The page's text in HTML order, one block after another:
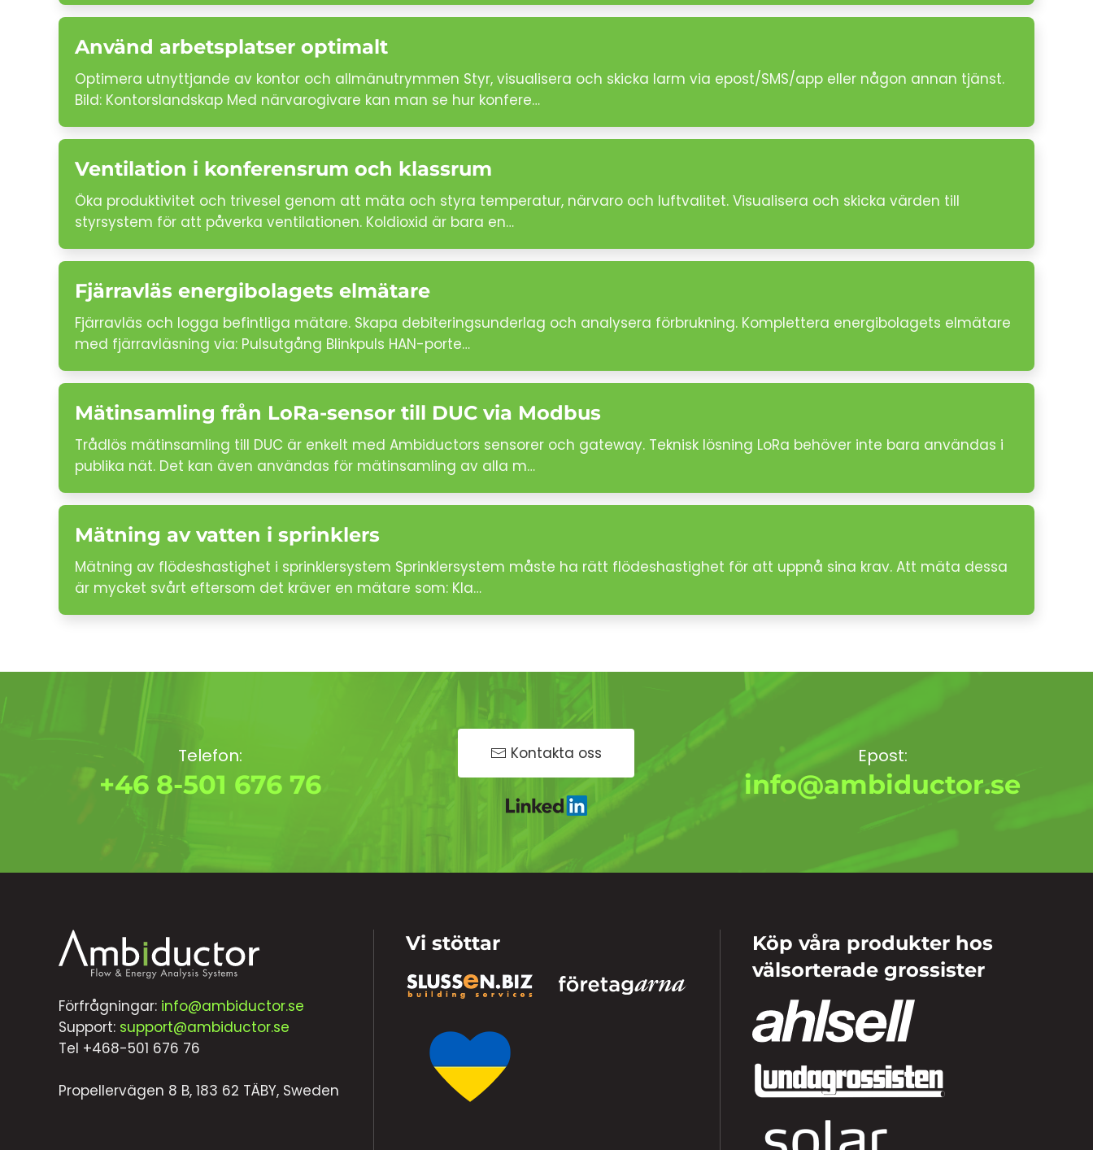
Använd arbetsplatser optimalt
Optimera utnyttjande av kontor och allmänutrymmen Styr, visualisera och skicka larm via epost/SMS/app eller någon annan tjänst.
Bild: Kontorslandskap Med närvarogivare kan man se hur konfere…
Ventilation i konferensrum och klassrum
Öka produktivitet och trivesel genom att mäta och styra temperatur, närvaro och luftvalitet. Visualisera och skicka värden till
styrsystem för att påverka ventilationen. Koldioxid är bara en…
Fjärravläs energibolagets elmätare
Fjärravläs och logga befintliga mätare. Skapa debiteringsunderlag och analysera förbrukning. Komplettera energibolagets elmätare
med fjärravläsning via: Pulsutgång Blinkpuls HAN-porte…
Mätinsamling från LoRa-sensor till DUC via Modbus
Trådlös mätinsamling till DUC är enkelt med Ambiductors sensorer och gateway. Teknisk lösning LoRa behöver inte bara användas i
publika nät. Det kan även användas för mätinsamling av alla m…
Mätning av vatten i sprinklers
Mätning av flödeshastighet i sprinklersystem Sprinklersystem måste ha rätt flödeshastighet för att uppnå sina krav. Att mäta dessa
är mycket svårt eftersom det kräver en mätare som: Kla…
Telefon:
+46 8-501 676 76
Kontakta oss Epost:
info@ambiductor.se
Förfrågningar: info@ambiductor.se
Support: support@ambiductor.se
Tel +468-501 676 76
Propellervägen 8 B, 183 62 TÄBY, Sweden
Vi stöttar
Köp våra produkter hos
välsorterade grossister